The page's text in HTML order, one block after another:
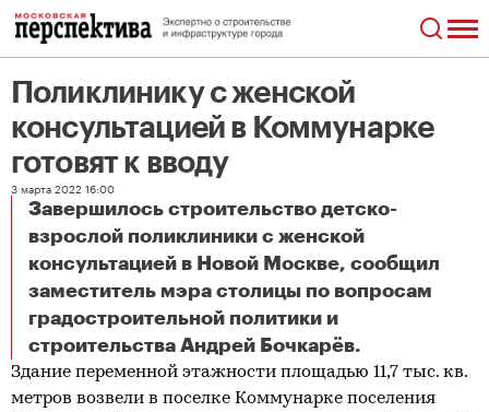
Поликлинику с женской
консультацией в Коммунарке
готовят к вводу
3 марта 2022 16:00
Завершилось строительство детско-
взрослой поликлиники с женской
консультацией в Новой Москве, сообщил
заместитель мэра столицы по вопросам
градостроительной политики и
строительства Андрей Бочкарёв.
Здание переменной этажности площадью 11,7 тыс. кв.
метров возвели в поселке Коммунарке поселения